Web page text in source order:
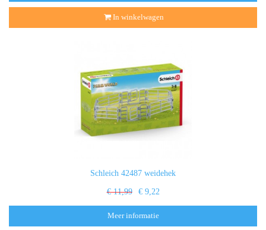
In winkelwagen
Schleich 42487 weidehek
€ 11,99 € 9,22
Meer informatie